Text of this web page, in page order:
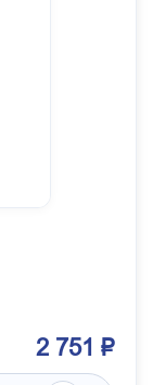
2 751 ₽